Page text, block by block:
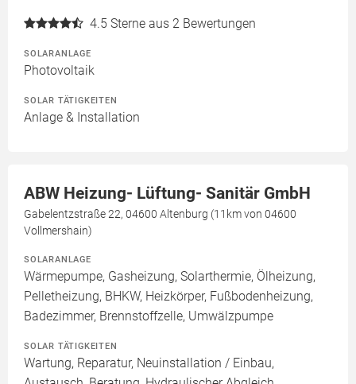
4.5 Sterne aus 2 Bewertungen
SOLARANLAGE
Photovoltaik
SOLAR TÄTIGKEITEN
Anlage & Installation
ABW Heizung- Lüftung- Sanitär GmbH
Gabelentzstraße 22, 04600 Altenburg (11km von 04600
Vollmershain)
SOLARANLAGE
Wärmepumpe, Gasheizung, Solarthermie, Ölheizung,
Pelletheizung, BHKW, Heizkörper, Fußbodenheizung,
Badezimmer, Brennstoffzelle, Umwälzpumpe
SOLAR TÄTIGKEITEN
Wartung, Reparatur, Neuinstallation / Einbau,